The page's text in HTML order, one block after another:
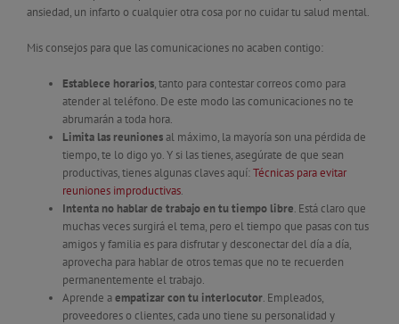
ansiedad, un infarto o cualquier otra cosa por no cuidar tu salud mental.
Mis consejos para que las comunicaciones no acaben contigo:
Establece horarios, tanto para contestar correos como para
atender al teléfono. De este modo las comunicaciones no te
abrumarán a toda hora.
Limita las reunionesal máximo, la mayoría son una pérdida de
tiempo, te lo digo yo. Y si las tienes, asegúrate de que sean
productivas, tienes algunas claves aquí:Técnicas para evitar
reuniones improductivas.
Intenta no hablar de trabajo en tu tiempo libre. Está claro que
muchas veces surgirá el tema, pero el tiempo que pasas con tus
amigos y familia es para disfrutar y desconectar del día a día,
aprovecha para hablar de otros temas que no te recuerden
permanentemente el trabajo.
Aprende aempatizar con tu interlocutor. Empleados,
proveedores o clientes, cada uno tiene su personalidad y